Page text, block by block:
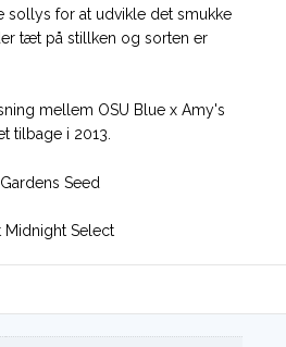
sollys for at udvikle det smukke
tæt på stillken og sorten er
mellem OSU Blue x Amy's
tilbage i 2013.
Seed
Midnight Select